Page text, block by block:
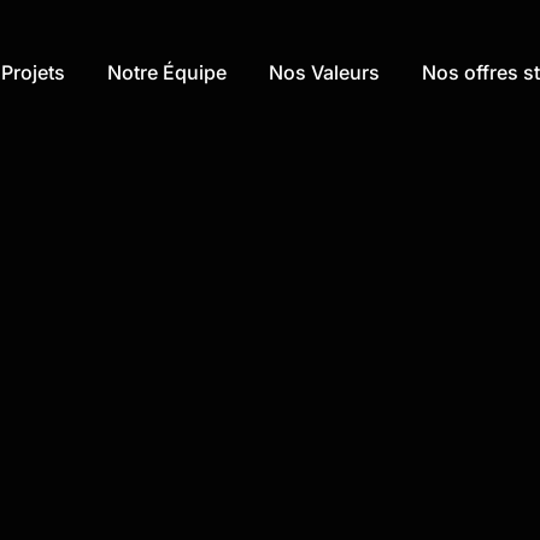
Notre Équipe Nos Valeurs Nos offres